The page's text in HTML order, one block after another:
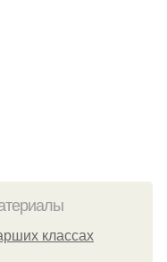
классах